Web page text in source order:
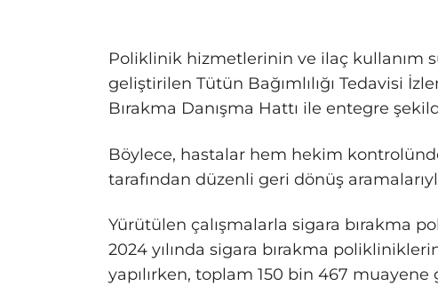
Poliklinik hizmetlerinin ve ilaç kullanım
geliştirilen Tütün Bağımlılığı Tedavisi
Bırakma Danışma Hattı ile entegre
Böylece, hastalar hem hekim
tarafından düzenli geri dönüş
Yürütülen çalışmalarla sigara bırakma
2024 yılında sigara bırakma
yapılırken, toplam 150 bin 467